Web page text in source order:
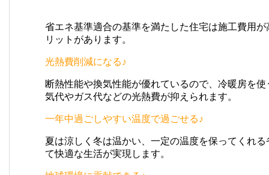
省エネ基準適合の基準を満たした住宅は施工費用
リットがあります。
光熱費削減になる♪
断熱性能や換気性能が優れているので、冷暖房を
気代やガス代などの光熱費が抑えられます。
一年中過ごしやすい温度で過ごせる♪
夏は涼しく冬は温かい、一定の温度を保ってくれ
て快適な生活が実現します。